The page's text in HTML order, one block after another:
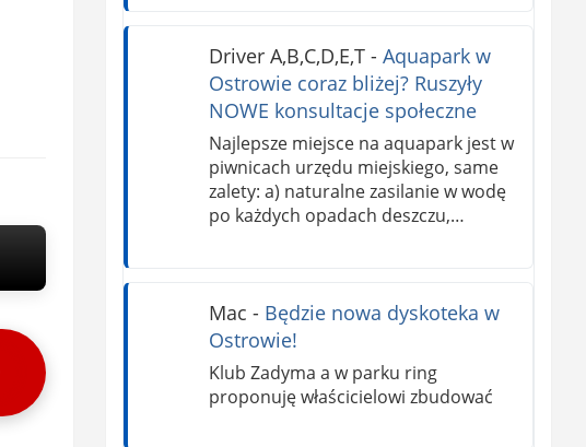
Driver A,B,C,D,E,T- Aquapark w
Ostrowie coraz bliżej? Ruszyły
NOWE konsultacje społeczne
Najlepsze miejsce na aquapark jest w
piwnicach urzędu miejskiego, same
zalety: a) naturalne zasilanie w wodę
po każdych opadach deszczu,…
Mac - Będzie nowa dyskoteka w
Ostrowie!
Klub Zadyma a w parku ring
proponuję właścicielowi zbudować